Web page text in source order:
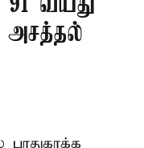
அசத்தல்
பாதுகாக்க